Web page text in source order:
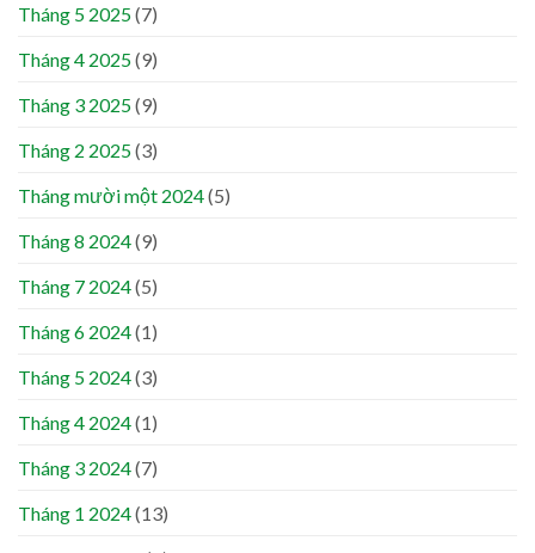
Tháng 5 2025(7)
Tháng 4 2025(9)
Tháng 3 2025(9)
Tháng 2 2025(3)
Tháng mười một 2024(5)
Tháng 8 2024(9)
Tháng 7 2024(5)
Tháng 6 2024(1)
Tháng 5 2024(3)
Tháng 4 2024(1)
Tháng 3 2024(7)
Tháng 1 2024(13)